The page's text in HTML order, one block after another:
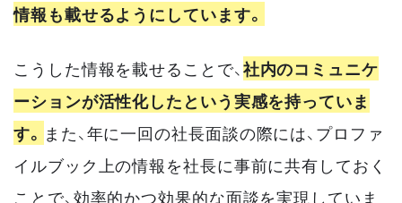
情報も載せるようにしています。
こうした情報を載せることで、社内のコミュニケ
ーションが活性化したという実感を持っていま
す。 また、年に一回の社長面談の際には、プロファ
イルブック上の情報を社長に事前に共有しておく
ことで、効率的かつ効果的な面談を実現していま